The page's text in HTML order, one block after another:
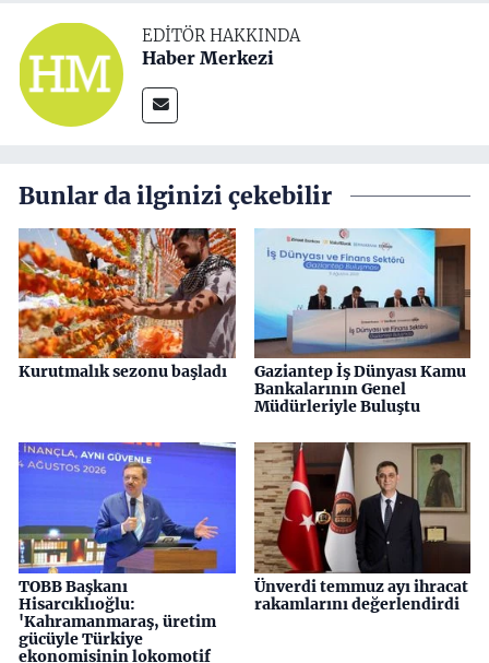
EDITÖR HAKKINDA
Haber Merkezi
Bunlar da ilginizi çekebilir
Kurutmalık sezonu başladı
Gaziantep İş Dünyası Kamu
Bankalarının Genel
Müdürleriyle Buluştu
TOBB Başkanı
Hisarcıklıoğlu:
'Kahramanmaraş, üretim
gücüyle Türkiye
ekonomisinin lokomotif
Ünverdi temmuz ayı ihracat
rakamlarını değerlendirdi